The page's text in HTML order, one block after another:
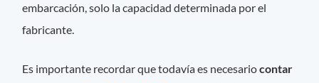
embarcación, solo la capacidad determinada por el
fabricante.
Es importante recordar que todavía es necesariocontar